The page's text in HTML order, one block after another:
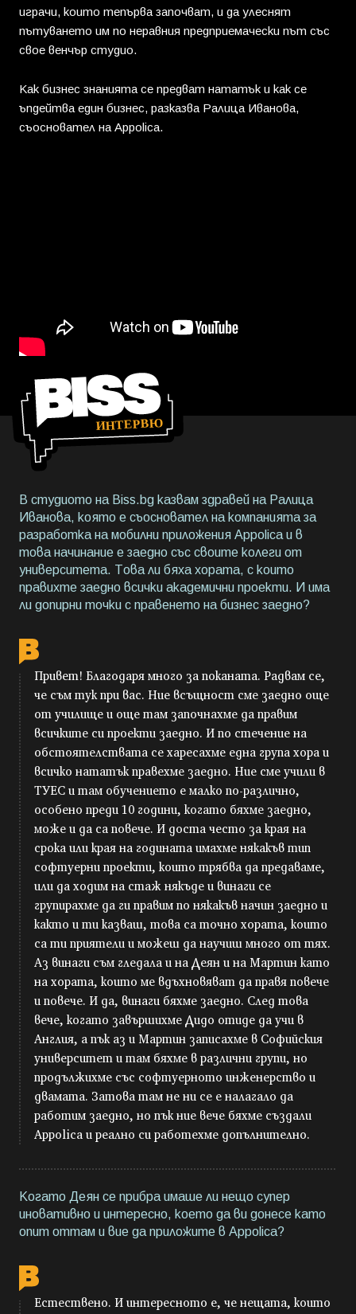
играчи, които тепърва започват, и да улеснят
пътуването им по неравния предприемачески път със
свое венчър студио.
Как бизнес знанията се предват нататък и как се
ъпдейтва един бизнес, разказва Ралица Иванова,
съосновател на Appolica.
В студиото на Biss.bg казвам здравей на Ралица
Иванова, която е съосновател на компанията за
разработка на мобилни приложения Appolica и в
това начинание е заедно със своите колеги от
университета. Това ли бяха хората, с които
правихте заедно всички академични проекти. И има
ли допирни точки с правенето на бизнес заедно?
Привет! Благодаря много за поканата. Радвам се,
че съм тук при вас. Ние всъщност сме заедно още
от училище и още там започнахме да правим
всичките си проекти заедно. И по стечение на
обстоятелствата се харесахме една група хора и
всичко нататък правехме заедно. Ние сме учили в
ТУЕС и там обучението е малко по-различно,
особено преди 10 години, когато бяхме заедно,
може и да са повече. И доста често за края на
срока или края на годината имахме някакъв тип
софтуерни проекти, които трябва да предаваме,
или да ходим на стаж някъде и винаги се
групирахме да ги правим по някакъв начин заедно и
както и ти казваш, това са точно хората, които
са ти приятели и можеш да научиш много от тях.
Аз винаги съм гледала и на Деян и на Мартин като
на хората, които ме вдъхновяват да правя повече
и повече. И да, винаги бяхме заедно. След това
вече, когато завършихме Дидо отиде да учи в
Англия, а пък аз и Мартин записахме в Софийския
университет и там бяхме в различни групи, но
продължихме със софтуерното инженерство и
двамата. Затова там не ни се е налагало да
работим заедно, но пък ние вече бяхме създали
Appolica и реално си работехме допълнително.
Когато Деян се прибра имаше ли нещо супер
иновативно и интересно, което да ви донесе като
опит оттам и вие да приложите в Appolica?
Естествено. И интересното е, че нещата, които